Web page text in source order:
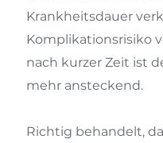
Krankheitsdauer
Komplikationsrisiko
nach kurzer Zeit ist
mehr ansteckend.
Richtig behandelt,